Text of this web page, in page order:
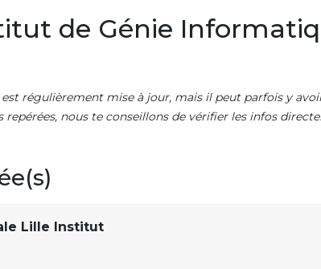
de Génie
régulièrement mise à jour, mais il peut parfois y
nous te conseillons de vérifier les infos
Lille Institut